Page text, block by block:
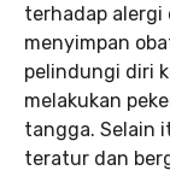
terhadap alergi
menyimpan
pelindungi diri
melakukan
tangga. Selain
teratur dan